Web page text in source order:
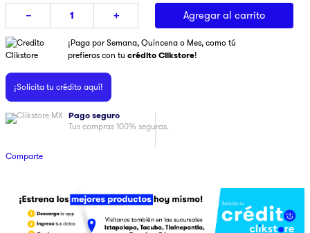
＋
－ Agregar al carrito
¡Paga por Semana, Quincena o Mes, como tú
prefieras con tu crédito Clikstore!
¡Solicita tu crédito aquí!
Pago seguro
Tus compras 100% seguras.
Comparte
7
8.
lavadora
10. dji